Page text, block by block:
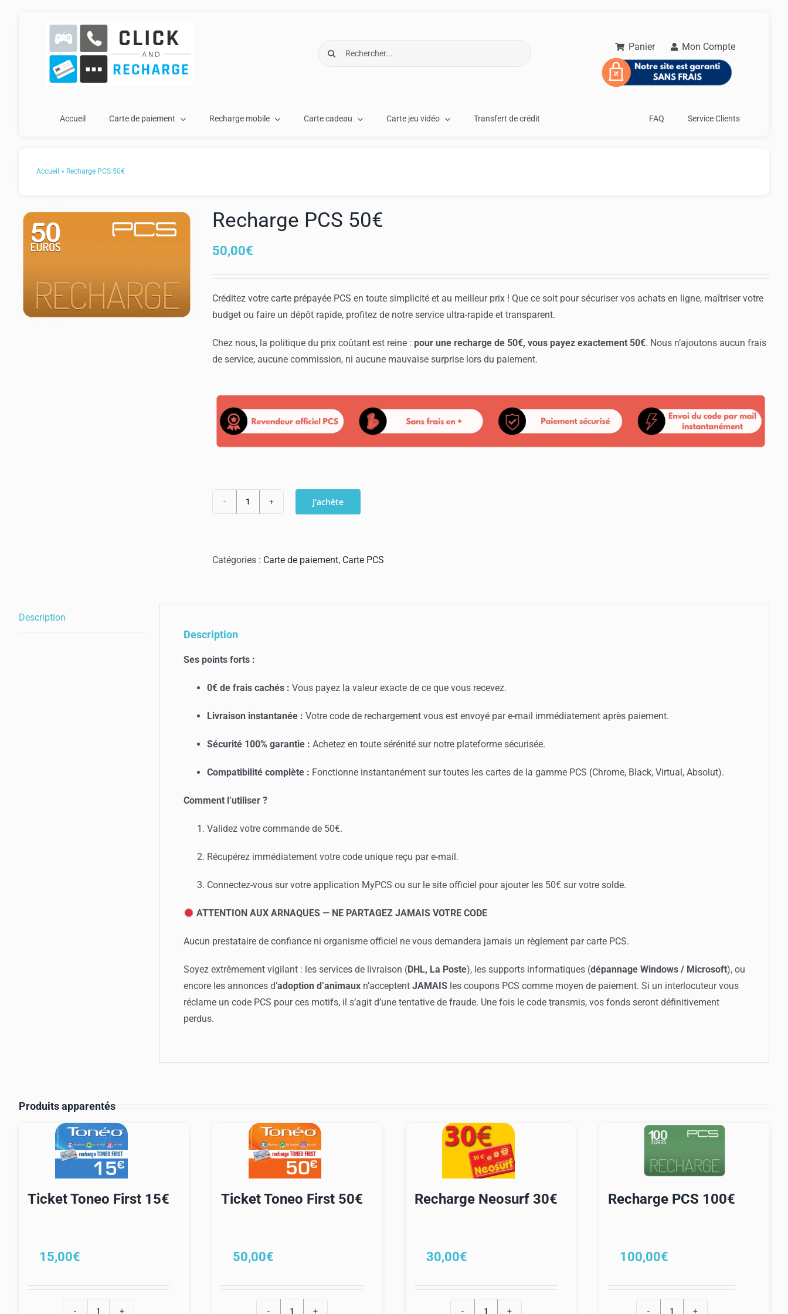
Rechercher: Panier Mon Compte
Accueil Carte de paiement Recharge mobile Carte cadeau Carte jeu vidéo Transfert de crédit FAQ Service Clients
Accueil » Recharge PCS 50€
Recharge PCS 50€
50,00€
Créditez votre carte prépayée PCS en toute simplicité et au meilleur prix ! Que ce soit pour sécuriser vos achats en ligne, maîtriser votre
budget ou faire un dépôt rapide, profitez de notre service ultra-rapide et transparent.
Chez nous, la politique du prix coûtant est reine : pour une recharge de 50€, vous payez exactement 50€. Nous n’ajoutons aucun frais
de service, aucune commission, ni aucune mauvaise surprise lors du paiement.
PCS
J'achète
Catégories : Carte de paiement, Carte PCS
Description
Description
Ses points forts :
0€ de frais cachés : Vous payez la valeur exacte de ce que vous recevez.
Livraison instantanée : Votre code de rechargement vous est envoyé par e-mail immédiatement après paiement.
Sécurité 100% garantie : Achetez en toute sérénité sur notre plateforme sécurisée.
Compatibilité complète : Fonctionne instantanément sur toutes les cartes de la gamme PCS (Chrome, Black, Virtual, Absolut).
Comment l’utiliser ?
Validez votre commande de 50€.
Récupérez immédiatement votre code unique reçu par e-mail.
Connectez-vous sur votre application MyPCS ou sur le site officiel pour ajouter les 50€ sur votre solde.
ATTENTION AUX ARNAQUES — NE PARTAGEZ JAMAIS VOTRE CODE
Aucun prestataire de confiance ni organisme officiel ne vous demandera jamais un règlement par carte PCS.
Soyez extrêmement vigilant : les services de livraison (DHL, La Poste), les supports informatiques (dépannage Windows / Microsoft), ou
encore les annonces d’adoption d’animaux n’acceptent JAMAIS les coupons PCS comme moyen de paiement. Si un interlocuteur vous
réclame un code PCS pour ces motifs, il s’agit d’une tentative de fraude. Une fois le code transmis, vos fonds seront définitivement
perdus.
Produits apparentés
Ticket Toneo First 15€
15,00€
Ticket Toneo First 50€
50,00€
Recharge Neosurf 30€
30,00€
Recharge PCS 100€
100,00€